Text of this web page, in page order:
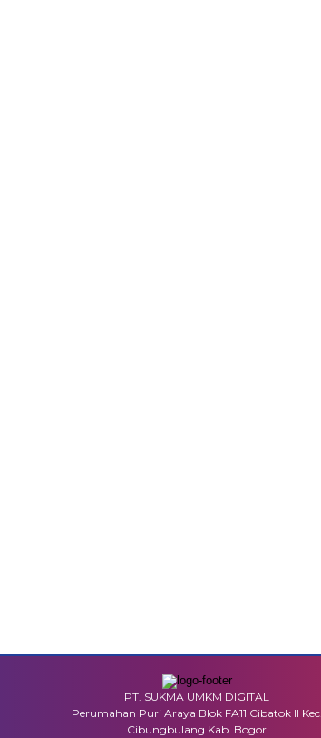
PT. SUKMA UMKM DIGITAL
Perumahan Puri Araya Blok FA11 Cibatok II Kec.
Cibungbulang Kab. Bogor